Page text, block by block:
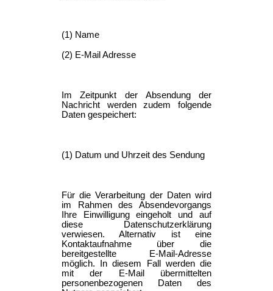
(1) Name
(2) E-Mail Adresse
Im Zeitpunkt der Absendung der
Nachricht werden zudem folgende
Daten gespeichert:
(1) Datum und Uhrzeit des Sendung
Für die Verarbeitung der Daten wird
im Rahmen des Absendevorgangs
Ihre Einwilligung eingeholt und auf
diese Datenschutzerklärung
verwiesen. Alternativ ist eine
Kontaktaufnahme über die
bereitgestellte E-Mail-Adresse
möglich. In diesem Fall werden die
mit der E-Mail übermittelten
personenbezogenen Daten des